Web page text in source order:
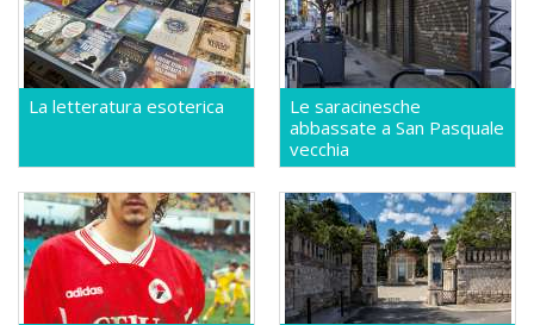
La letteratura esoterica
Le saracinesche
abbassate a San Pasquale
vecchia